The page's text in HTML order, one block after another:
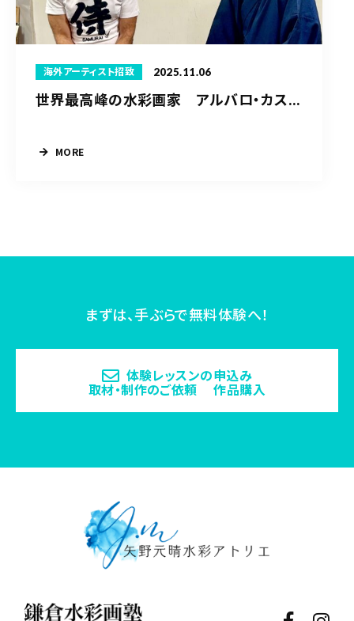
海外アーティスト招致 2025.11.06
世界最高峰の水彩画家 アルバロ・カス...
MORE
まずは、手ぶらで無料体験へ！
体験レッスンの申込み
取材・制作のご依頼 作品購入